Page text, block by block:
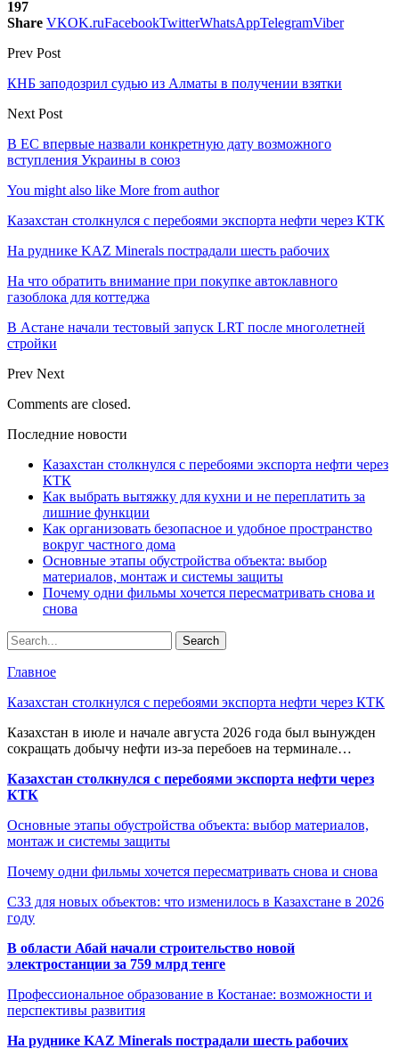
197
Share VKOK.ruFacebookTwitterWhatsAppTelegramViber
Prev Post
КНБ заподозрил судью из Алматы в получении взятки
Next Post
В ЕС впервые назвали конкретную дату возможного
вступления Украины в союз
You might also like More from author
Казахстан столкнулся с перебоями экспорта нефти через КТК
На руднике KAZ Minerals пострадали шесть рабочих
На что обратить внимание при покупке автоклавного
газоблока для коттеджа
В Астане начали тестовый запуск LRT после многолетней
стройки
Prev Next
Comments are closed.
Последние новости
Казахстан столкнулся с перебоями экспорта нефти через
КТК
Как выбрать вытяжку для кухни и не переплатить за
лишние функции
Как организовать безопасное и удобное пространство
вокруг частного дома
Основные этапы обустройства объекта: выбор
материалов, монтаж и системы защиты
Почему одни фильмы хочется пересматривать снова и
снова
Главное
Казахстан столкнулся с перебоями экспорта нефти через КТК
Казахстан в июле и начале августа 2026 года был вынужден
сокращать добычу нефти из-за перебоев на терминале…
Казахстан столкнулся с перебоями экспорта нефти через
КТК
Основные этапы обустройства объекта: выбор материалов,
монтаж и системы защиты
Почему одни фильмы хочется пересматривать снова и снова
СЗЗ для новых объектов: что изменилось в Казахстане в 2026
году
В области Абай начали строительство новой
электростанции за 759 млрд тенге
Профессиональное образование в Костанае: возможности и
перспективы развития
На руднике KAZ Minerals пострадали шесть рабочих